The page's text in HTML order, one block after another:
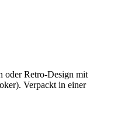
oder Retro-Design mit
Verpackt in einer